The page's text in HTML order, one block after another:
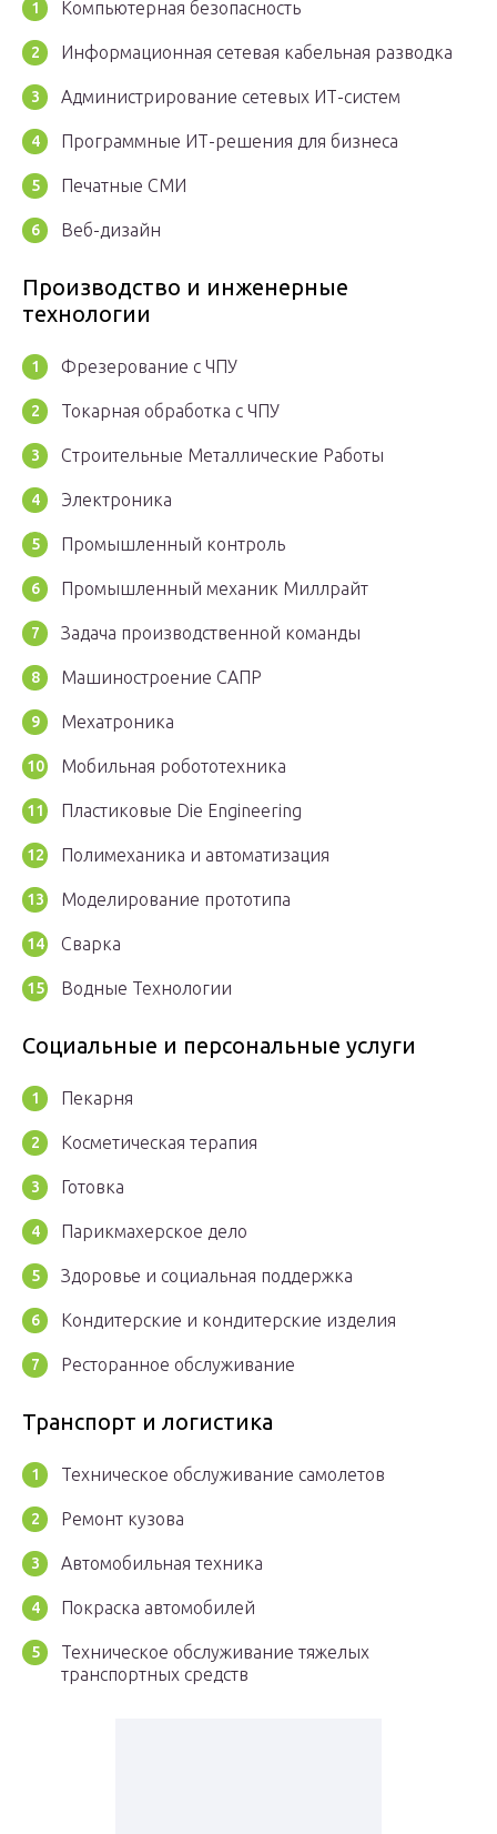
Компьютерная безопасность
Информационная сетевая кабельная разводка
Администрирование сетевых ИТ-систем
Программные ИТ-решения для бизнеса
Печатные СМИ
Веб-дизайн
Производство и инженерные
технологии
Фрезерование с ЧПУ
Токарная обработка с ЧПУ
Строительные Металлические Работы
Электроника
Промышленный контроль
Промышленный механик Миллрайт
Задача производственной команды
Машиностроение САПР
Мехатроника
Мобильная робототехника
Пластиковые Die Engineering
Полимеханика и автоматизация
Моделирование прототипа
Сварка
Водные Технологии
Социальные и персональные услуги
Пекарня
Косметическая терапия
Готовка
Парикмахерское дело
Здоровье и социальная поддержка
Кондитерские и кондитерские изделия
Ресторанное обслуживание
Транспорт и логистика
Техническое обслуживание самолетов
Ремонт кузова
Автомобильная техника
Покраска автомобилей
Техническое обслуживание тяжелых
транспортных средств